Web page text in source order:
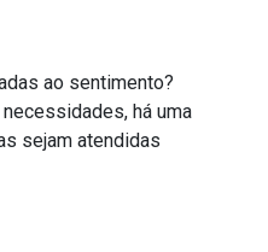
ao sentimento?
há uma
sejam atendidas